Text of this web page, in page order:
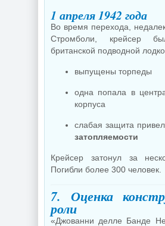
1 апреля 1942 года
Во время перехода,
Стромболи, крейсер
британской подводной
выпущены торпеды
одна попала в
корпуса
слабая защита
затопляемости
Крейсер затонул за
Погибли более 300 человек.
7. Оценка
роли
«Джованни делле Банде